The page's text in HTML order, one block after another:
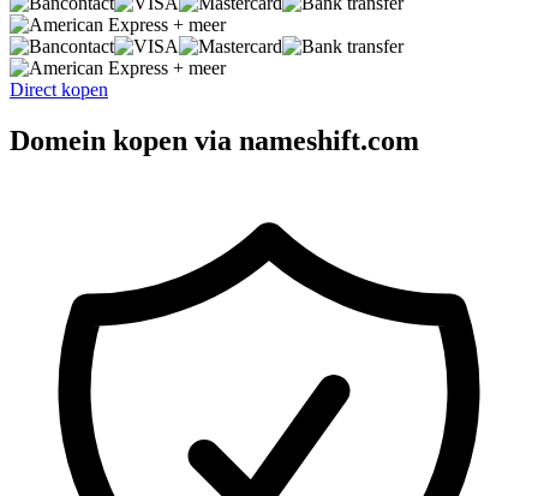
+ meer
+ meer
Direct kopen
Domein kopen via nameshift.com